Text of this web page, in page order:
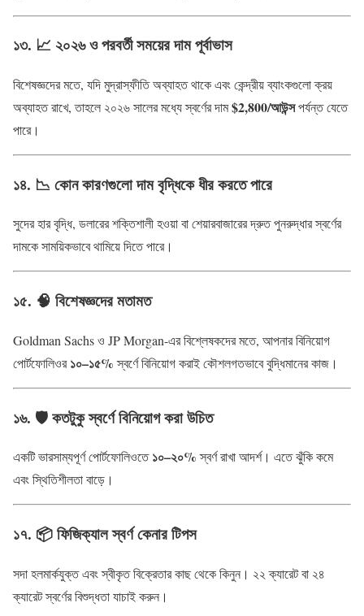
১৩. 📈 ২০২৬ ও পরবর্তী সময়ের দাম পূর্বাভাস
বিশেষজ্ঞদের মতে, যদি মুদ্রাস্ফীতি অব্যাহত থাকে এবং কেন্দ্রীয় ব্যাংকগুলো ক্রয়
অব্যাহত রাখে, তাহলে ২০২৬ সালের মধ্যে স্বর্ণের দাম$2,800/আউন্সপর্যন্ত যেতে
পারে।
১৪. 📉 কোন কারণগুলো দাম বৃদ্ধিকে ধীর করতে পারে
সুদের হার বৃদ্ধি, ডলারের শক্তিশালী হওয়া বা শেয়ারবাজারের দ্রুত পুনরুদ্ধার স্বর্ণের
দামকে সাময়িকভাবে থামিয়ে দিতে পারে।
১৫. 🧠 বিশেষজ্ঞদের মতামত
Goldman Sachs ও JP Morgan-এর বিশ্লেষকদের মতে, আপনার বিনিয়োগ
পোর্টফোলিওর১০–১৫%স্বর্ণে বিনিয়োগ করাই কৌশলগতভাবে বুদ্ধিমানের কাজ।
১৬. 🛡️ কতটুকু স্বর্ণে বিনিয়োগ করা উচিত
একটি ভারসাম্যপূর্ণ পোর্টফোলিওতে১০–২০%স্বর্ণ রাখা আদর্শ। এতে ঝুঁকি কমে
এবং স্থিতিশীলতা বাড়ে।
১৭. 📦 ফিজিক্যাল স্বর্ণ কেনার টিপস
সদা হলমার্কযুক্ত এবং স্বীকৃত বিক্রেতার কাছ থেকে কিনুন। ২২ ক্যারেট বা ২৪
ক্যারেট স্বর্ণের বিশুদ্ধতা যাচাই করুন।